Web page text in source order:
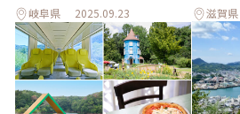
岐阜県 2025.09.23 滋賀県